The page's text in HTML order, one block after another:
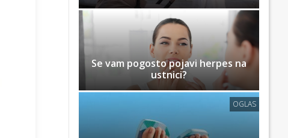
Se vam pogosto pojavi herpes na
ustnici?
OGLAS